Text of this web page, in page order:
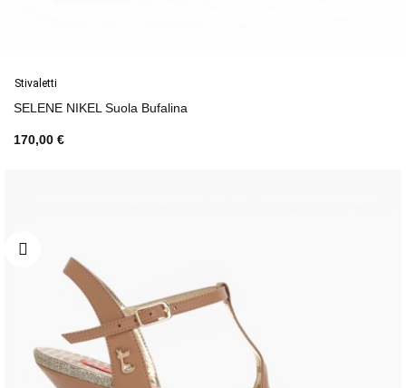
Stivaletti
SELENE NIKEL Suola Bufalina
170,00 €